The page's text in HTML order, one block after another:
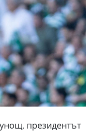
президентът